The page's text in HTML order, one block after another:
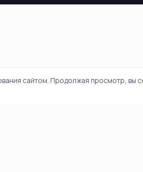
сайтом. Продолжая просмотр, вы